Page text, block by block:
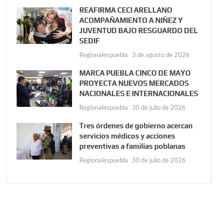
REAFIRMA CECI ARELLANO
ACOMPAÑAMIENTO A NIÑEZ Y
JUVENTUD BAJO RESGUARDO DEL
SEDIF
Regionalespuebla 3 de agosto de 2026
MARCA PUEBLA CINCO DE MAYO
PROYECTA NUEVOS MERCADOS
NACIONALES E INTERNACIONALES
Regionalespuebla 30 de julio de 2026
Tres órdenes de gobierno acercan
servicios médicos y acciones
preventivas a familias poblanas
Regionalespuebla 30 de julio de 2026